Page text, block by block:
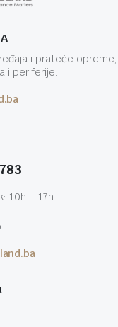
i prateće
i periferije.
10h – 17h